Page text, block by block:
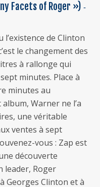
Facets of Roger ») ‐
l’existence de Clinton
le changement des
à rallonge qui
minutes. Place à
minutes au
Warner ne l’a
une véritable
ventes à sept
vous : Zap est
découverte
leader, Roger
Georges Clinton et à